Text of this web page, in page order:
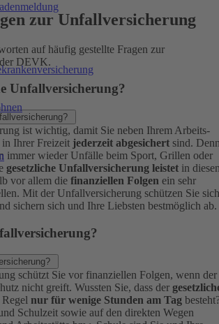
zur Unfallversicherung
auf häufig gestellte Fragen zur
DEVK.
Unfallversicherung?
ist wichtig, damit Sie neben Ihrem Arbeits-
Ihrer Freizeit jederzeit abgesichert sind.
immer wieder Unfälle beim Sport, Grillen oder
gesetzliche Unfallversicherung leistet in
vor allem die finanziellen Folgen ein sehr
Mit der Unfallversicherung schützen Sie sich
sichern sich und Ihre Liebsten bestmöglich ab.
schützt Sie vor finanziellen Folgen, wenn der
nicht greift. Wussten Sie, dass der
nur für wenige Stunden am Tag
Schulzeit sowie auf den direkten Wegen